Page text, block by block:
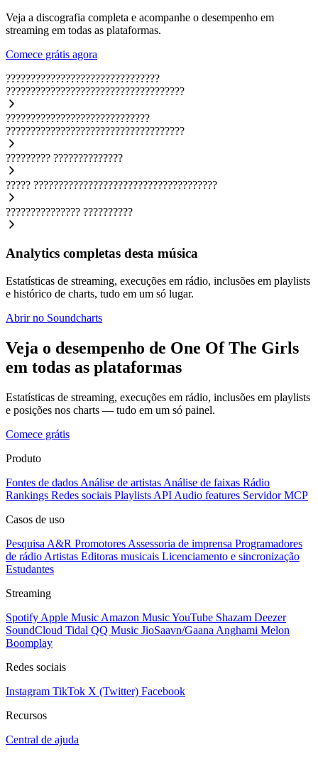
Veja a discografia completa e acompanhe o desempenho em
streaming em todas as plataformas.
Comece grátis agora
???????????????????????????????
????????????????????????????????????
?????????????????????????????
????????????????????????????????????
????????? ??????????????
????? ?????????????????????????????????????
??????????????? ??????????
Analytics completas desta música
Estatísticas de streaming, execuções em rádio, inclusões em playlists
e histórico de charts, tudo em um só lugar.
Abrir no Soundcharts
Veja o desempenho de One Of The Girls
em todas as plataformas
Estatísticas de streaming, execuções em rádio, inclusões em playlists
e posições nos charts — tudo em um só painel.
Comece grátis
Produto
Fontes de dados Análise de artistas Análise de faixas Rádio
Rankings Redes sociais Playlists API Audio features Servidor MCP
Casos de uso
Pesquisa A&R Promotores Assessoria de imprensa Programadores
de rádio Artistas Editoras musicais Licenciamento e sincronização
Estudantes
Streaming
Spotify Apple Music Amazon MusicYouTube Shazam Deezer
SoundCloud Tidal QQ Music JioSaavn/Gaana Anghami Melon
Boomplay
Redes sociais
Instagram TikTok X (Twitter) Facebook
Recursos
Central de ajuda